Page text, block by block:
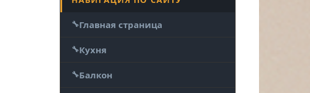
Главная страница
Кухня
Балкон